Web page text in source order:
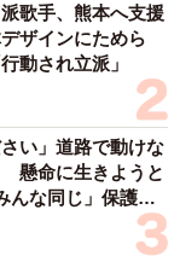
歌手、熊本へ支援
ザインにためら
動され立派」
い」道路で動けな
懸命に生きようと
な同じ」保護団